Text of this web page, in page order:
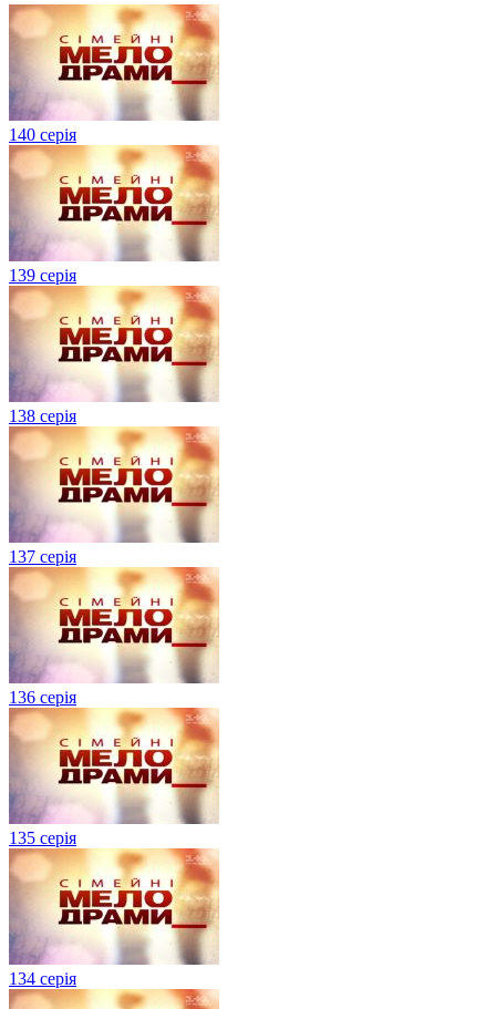
140 серія
139 серія
138 серія
137 серія
136 серія
135 серія
134 серiя